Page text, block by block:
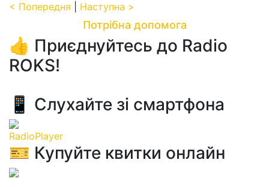
< Попередня
Наступна >
Потрібна допомога
👍 Приєднуйтесь до Radio
ROKS!
📱 Слухайте зі смартфона
RadioPlayer
🎫 Купуйте квитки онлайн